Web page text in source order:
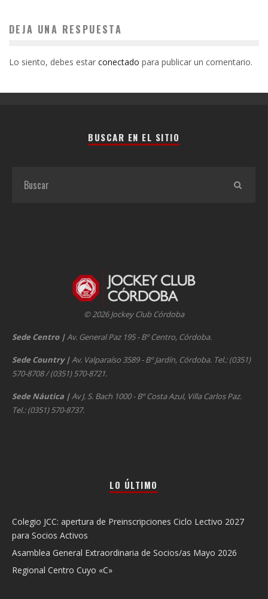
DEJA UNA RESPUESTA
Lo siento, debes estar conectado para publicar un comentario.
BUSCAR EN EL SITIO
© 2026 Jockey Club Córdoba
Sede Centro |Av. General Paz 195 - Bº Centro, Córdoba.
Sede Country |Av. Valparaíso 3589 - Bº Jardín, Córdoba. Tel.: (0351)
570-8708 / (0351) 570-8721.
Sede Náutica |Av J. S. Bach 1000 - Bº Costa Azul, Villa Carlos Paz.
Tel.: (0351) 570-8737.
LO ÚLTIMO
Colegio JCC: apertura de Preinscripciones Ciclo Lectivo 2027
para Socios Activos
Asamblea General Extraordinaria de Socios/as Mayo 2026
Regional Centro Cuyo «C»